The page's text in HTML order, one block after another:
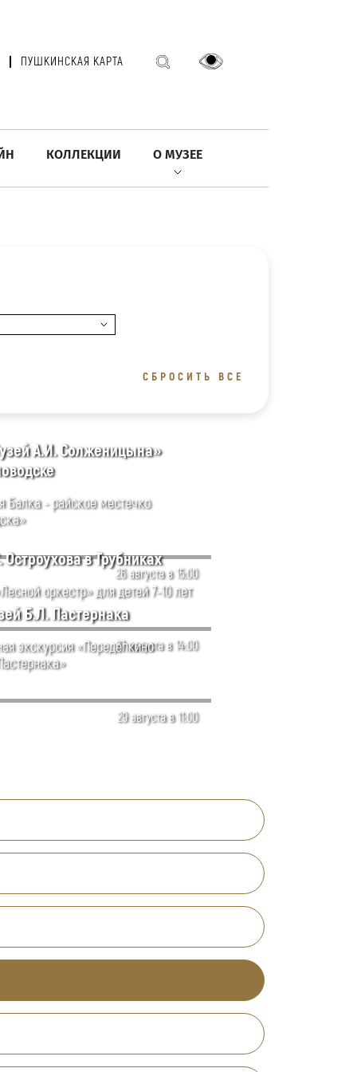
ПУШКИНСКАЯ КАРТА
КОЛЛЕКЦИИ О МУЗЕЕ
СБРОСИТЬ ВСЕ
26 августа в 15:00
А.И. Солженицына»
Балка - райское местечко
27 августа в 14:00
в Трубниках
оркестр» для детей 7-10 лет
29 августа в 11:00
Б.Л. Пастернака
экскурсия «Переделкино